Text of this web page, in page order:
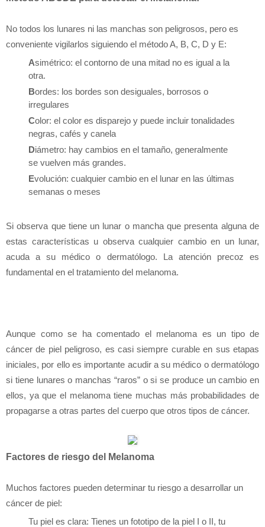
No todos los lunares ni las manchas son peligrosos, pero es
conveniente vigilarlos siguiendo el método A, B, C, D y E:
Asimétrico: el contorno de una mitad no es igual a la
otra.
Bordes: los bordes son desiguales, borrosos o
irregulares
Color: el color es disparejo y puede incluir tonalidades
negras, cafés y canela
Diámetro: hay cambios en el tamaño, generalmente
se vuelven más grandes.
Evolución: cualquier cambio en el lunar en las últimas
semanas o meses
Si observa que tiene un lunar o mancha que presenta alguna de
estas características u observa cualquier cambio en un lunar,
acuda a su médico o dermatólogo. La atención precoz es
fundamental en el tratamiento del melanoma.
Aunque como se ha comentado el melanoma es un tipo de
cáncer de piel peligroso, es casi siempre curable en sus etapas
iniciales, por ello es importante acudir a su médico o dermatólogo
si tiene lunares o manchas “raros” o si se produce un cambio en
ellos, ya que el melanoma tiene muchas más probabilidades de
propagarse a otras partes del cuerpo que otros tipos de cáncer.
Factores de riesgo del Melanoma
Muchos factores pueden determinar tu riesgo a desarrollar un
cáncer de piel:
Tu piel es clara: Tienes un fototipo de la piel I o II, tu